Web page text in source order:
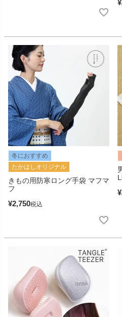
¥
冬におすすめ
たかはしオリジナル
きもの用防寒ロング手袋 マフマ
フ
¥2,750税込
¥